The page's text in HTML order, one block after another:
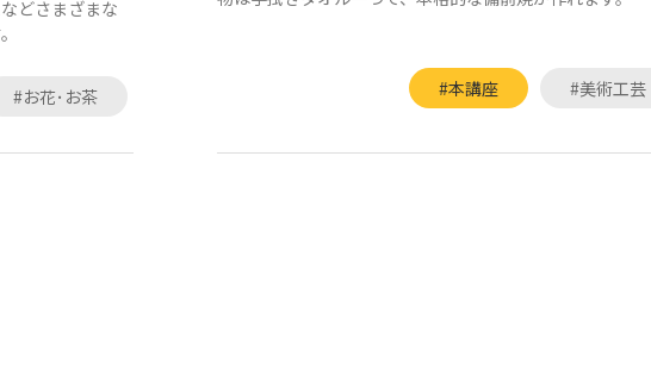
どさまざまな
#お花･お茶 #本講座 #美術工芸